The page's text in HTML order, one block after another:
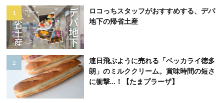
ロコっちスタッフがおすすめする、デパ
地下の帰省土産
連日飛ぶように売れる「ベッカライ徳多
朗」のミルククリーム。賞味時間の短さ
に衝撃…！【たまプラーザ】